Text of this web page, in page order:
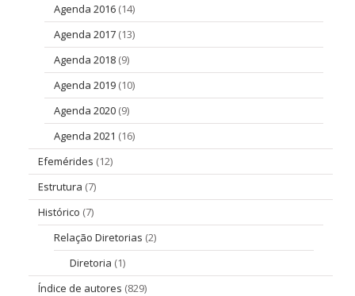
Agenda 2016 (14)
Agenda 2017 (13)
Agenda 2018 (9)
Agenda 2019 (10)
Agenda 2020 (9)
Agenda 2021 (16)
Efemérides (12)
Estrutura (7)
Histórico (7)
Relação Diretorias (2)
Diretoria (1)
Índice de autores (829)